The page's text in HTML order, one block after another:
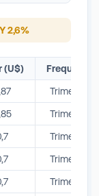
2,6%
(U$) Frequência
Trimestral
Trimestral
Trimestral
Trimestral
Trimestral